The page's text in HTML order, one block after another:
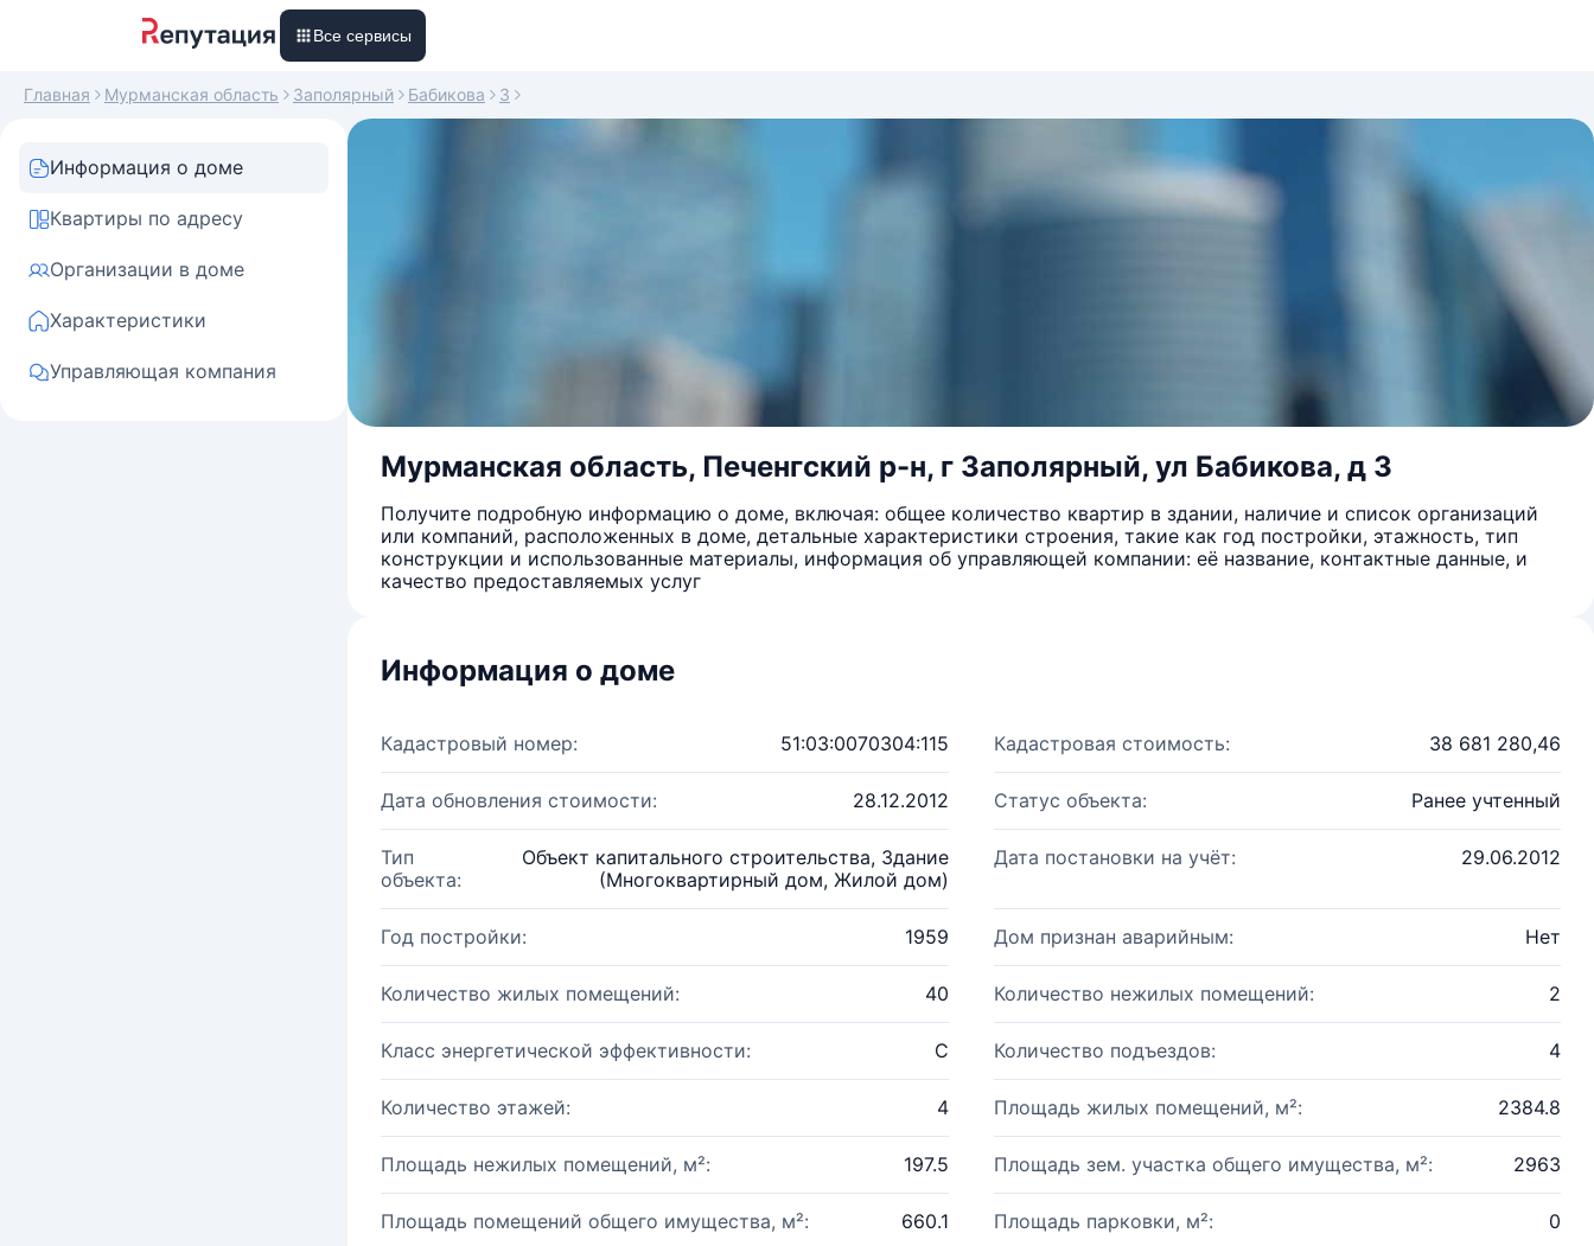
Все сервисы
Главная Мурманская область Заполярный Бабикова 3
Информация о доме
Квартиры по адресу
Организации в доме
Характеристики
Управляющая компания
Мурманская область, Печенгский р-н, г Заполярный, ул Бабикова, д 3
Получите подробную информацию о доме, включая: общее количество квартир в здании, наличие и список организаций
или компаний, расположенных в доме, детальные характеристики строения, такие как год постройки, этажность, тип
конструкции и использованные материалы, информация об управляющей компании: её название, контактные данные, и
качество предоставляемых услуг
Информация о доме
Кадастровый номер: 51:03:0070304:115 Кадастровая стоимость: 38 681 280,46
Дата обновления стоимости: 28.12.2012 Статус объекта: Ранее учтенный
Тип
объекта:
Объект капитального строительства, Здание
(Многоквартирный дом, Жилой дом)
Дата постановки на учёт: 29.06.2012
Год постройки: 1959 Дом признан аварийным: Нет
Количество жилых помещений: 40 Количество нежилых помещений: 2
Класс энергетической эффективности: C Количество подъездов: 4
Количество этажей: 4 Площадь жилых помещений, м²: 2384.8
Площадь нежилых помещений, м²: 197.5 Площадь зем. участка общего имущества, м²: 2963
Площадь помещений общего имущества, м²: 660.1 Площадь парковки, м²: 0